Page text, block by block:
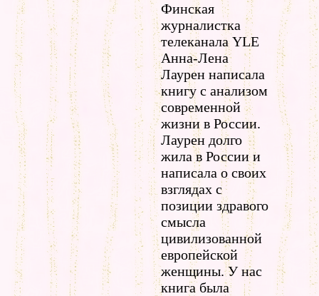
Финская
журналистка
телеканала YLE
Анна-Лена
Лаурен написала
книгу с анализом
современной
жизни в России.
Лаурен долго
жила в России и
написала о своих
взглядах с
позиции здравого
смысла
цивилизованной
европейской
женщины. У нас
книга была